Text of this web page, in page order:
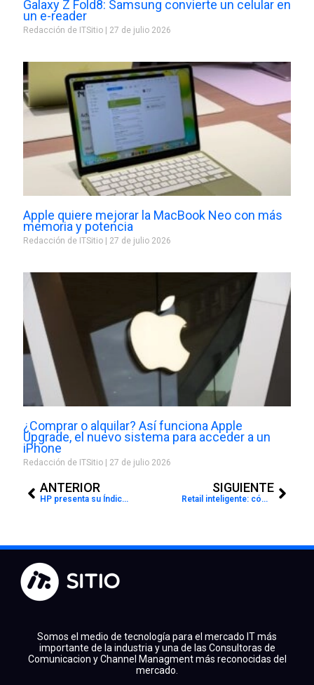
Galaxy Z Fold8: Samsung convierte un celular en
un e-reader
Redacción de ITSitio 27 de julio 2026
Apple quiere mejorar la MacBook Neo con más
memoria y potencia
Redacción de ITSitio 27 de julio 2026
¿Comprar o alquilar? Así funciona Apple
Upgrade, el nuevo sistema para acceder a un
iPhone
Redacción de ITSitio 27 de julio 2026
ANTERIOR
HP presenta su Índice de Relaciones Laborales 2025: las empresas tienen la clave para impulsar la realización profesional
SIGUIENTE
Retail inteligente: cómo la automatización de comisiones potencia al equipo comercial
Somos el medio de tecnología para el mercado IT más
importante de la industria y una de las Consultoras de
Comunicacion y Channel Managment más reconocidas del
mercado.